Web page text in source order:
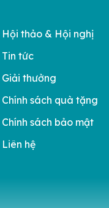
Hội thảo & Hội nghị
Tin tức
Giải thưởng
Chính sách quà tặng
Chính sách bảo mật
Liên hệ